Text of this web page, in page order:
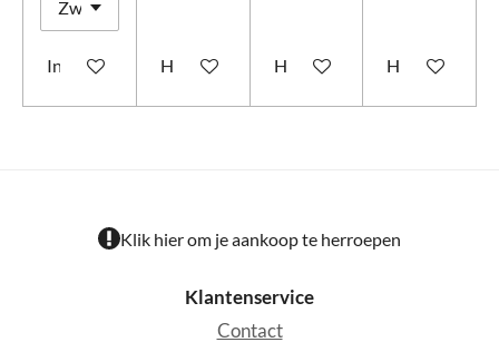
In winkelwagenHoud mij op de hoogteHoud mij op de hoogte
Houd mij op
Klik hier om je aankoop te herroepen
Klantenservice
Contact